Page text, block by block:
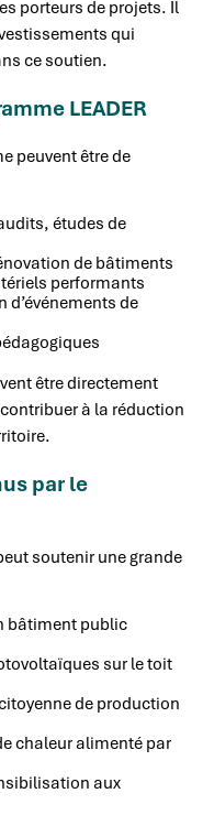
porteurs de projets. Il
qui
ce soutien.
LEADER
peuvent être de
études de
de bâtiments
performants
d’événements de
être directement
à la réduction
par le
soutenir une grande
bâtiment public
sur le toit
de production
chaleur alimenté par
aux